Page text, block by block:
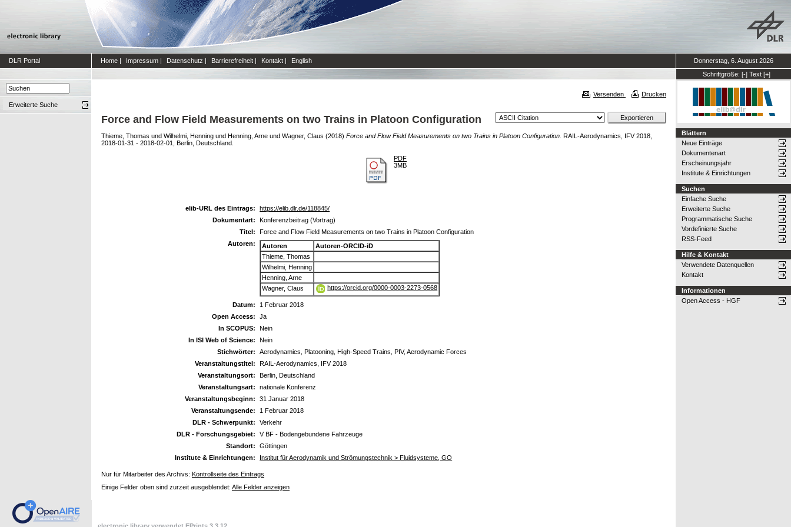
DLR Portal Home | Impressum | Datenschutz | Barrierefreiheit | Kontakt | English
Donnerstag, 6. August 2026
Schriftgröße: [-] Text [+]
Erweiterte Suche
Versenden Drucken
Force and Flow Field Measurements on two Trains in Platoon Configuration
Thieme, Thomas und Wilhelmi, Henning und Henning, Arne und Wagner, Claus (2018) Force and Flow Field Measurements on two Trains in Platoon Configuration. RAIL-Aerodynamics, IFV 2018,
2018-01-31 - 2018-02-01, Berlin, Deutschland.
PDF
3MB
elib-URL des Eintrags:
https://elib.dlr.de/118845/
Dokumentart:
Konferenzbeitrag (Vortrag)
Titel:
Force and Flow Field Measurements on two Trains in Platoon Configuration
Autoren:
Autoren
Autoren-ORCID-iD
Thieme, Thomas
Wilhelmi, Henning
Henning, Arne
Wagner, Claus
https://orcid.org/0000-0003-2273-0568
Datum:
1 Februar 2018
Open Access:
Ja
In SCOPUS:
Nein
In ISI Web of Science:
Nein
Stichwörter:
Aerodynamics, Platooning, High-Speed Trains, PIV, Aerodynamic Forces
Veranstaltungstitel:
RAIL-Aerodynamics, IFV 2018
Veranstaltungsort:
Berlin, Deutschland
Veranstaltungsart:
nationale Konferenz
Veranstaltungsbeginn:
31 Januar 2018
Veranstaltungsende:
1 Februar 2018
DLR - Schwerpunkt:
Verkehr
DLR - Forschungsgebiet:
V BF - Bodengebundene Fahrzeuge
Standort:
Göttingen
Institute & Einrichtungen:
Institut für Aerodynamik und Strömungstechnik > Fluidsysteme, GO
Nur für Mitarbeiter des Archivs: Kontrollseite des Eintrags
Einige Felder oben sind zurzeit ausgeblendet: Alle Felder anzeigen
Blättern
Neue Einträge
Dokumentenart
Erscheinungsjahr
Institute & Einrichtungen
Suchen
Einfache Suche
Erweiterte Suche
Programmatische Suche
Vordefinierte Suche
RSS-Feed
Hilfe & Kontakt
Verwendete Datenquellen
Kontakt
Informationen
Open Access - HGF